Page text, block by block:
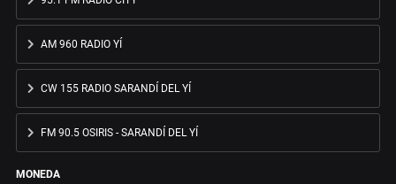
AM 960 RADIO YÍ
CW 155 RADIO SARANDÍ DEL YÍ
FM 90.5 OSIRIS - SARANDÍ DEL YÍ
MONEDA